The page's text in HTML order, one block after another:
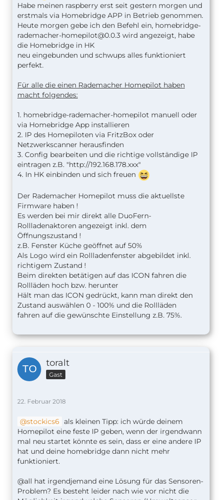
Habe meinen raspberry erst seit gestern morgen und
erstmals via Homebridge APP in Betrieb genommen.
Heute morgen gebe ich den Befehl ein, homebridge-
rademacher-homepilot@0.0.3 wird angezeigt, habe
die Homebridge in HK
neu eingebunden und schwups alles funktioniert
perfekt.
Für alle die einen Rademacher Homepilot haben
macht folgendes:
1. homebridge-rademacher-homepilot manuell oder
via Homebridge App installieren
2. IP des Homepiloten via FritzBox oder
Netzwerkscanner herausfinden
3. Config bearbeiten und die richtige vollständige IP
eintragen z.B. "http://192.168.178.xxx"
4. In HK einbinden und sich freuen
Der Rademacher Homepilot muss die aktuellste
Firmware haben !
Es werden bei mir direkt alle DuoFern-
Rollladenaktoren angezeigt inkl. dem
Öffnungszustand !
z.B. Fenster Küche geöffnet auf 50%
Als Logo wird ein Rollladenfenster abgebildet inkl.
richtigem Zustand !
Beim direkten betätigen auf das ICON fahren die
Rollläden hoch bzw. herunter
Hält man das ICON gedrückt, kann man direkt den
Zustand auswählen 0 - 100% und die Rollläden
fahren auf die gewünschte Einstellung z.B. 75%.
toralt
Gast
22. Februar 2018
stockics6 als kleinen Tipp: ich würde deinem
Homepilot eine feste IP geben, wenn der irgendwann
mal neu startet könnte es sein, dass er eine andere IP
hat und deine homebridge dann nicht mehr
funktioniert.
@all hat irgendjemand eine Lösung für das Sensoren-
Problem? Es besteht leider nach wie vor nicht die